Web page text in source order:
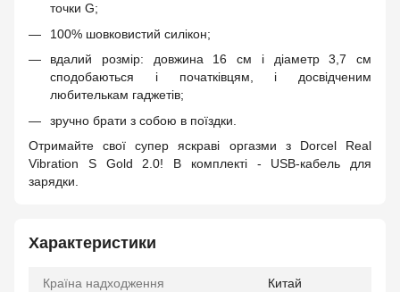
точки G;
100% шовковистий силікон;
вдалий розмір: довжина 16 см і діаметр 3,7 см
сподобаються і початківцям, і досвідченим
любителькам гаджетів;
зручно брати з собою в поїздки.
Отримайте свої супер яскраві оргазми з Dorcel Real
Vibration S Gold 2.0! В комплекті - USB-кабель для
зарядки.
Характеристики
Країна надходження Китай